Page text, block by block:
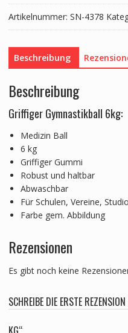
Artikelnummer: SN-4378
Beschreibung
Beschreibung
Griffiger Gymnastikball 6kg:
Medizin Ball
6 kg
Griffiger Gummi
Robust und haltbar
Abwaschbar
Für Schulen, Vereine,
Farbe gem. Abbildung
Rezensionen
Es gibt noch keine
SCHREIBE DIE ERSTE